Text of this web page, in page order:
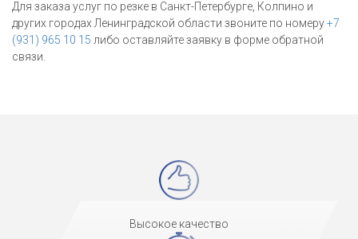
Для заказа услуг по резке в Санкт-Петербурге, Колпино и
других городах Ленинградской области звоните по номеру+7
(931) 965 10 15 либо оставляйте заявку в форме обратной
связи.
Высокое качество